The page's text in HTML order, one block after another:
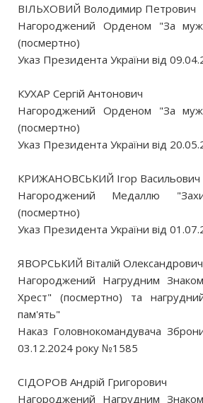
ВІЛЬХОВИЙ Володимир Петрович
Нагороджений Орденом "За
(посмертно)
Указ Президента України від
КУХАР Сергій Антонович
Нагороджений Орденом "За
(посмертно)
Указ Президента України від
КРИЖАНОВСЬКИЙ Ігор Васильович
Нагороджений Медаллю
(посмертно)
Указ Президента України від
ЯВОРСЬКИЙ Віталій Олександрович
Нагороджений Нагрудним
Хрест" (посмертно) та
пам'ять"
Наказ Головнокомандувача
03.12.2024 року №1585
СІДОРОВ Андрій Григорович
Нагороджений Нагрудним